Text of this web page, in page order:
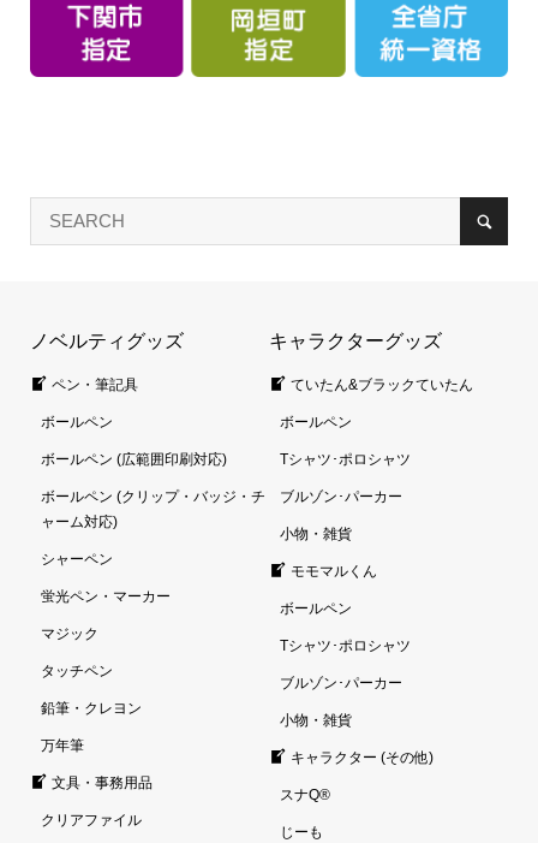
ノベルティグッズ
ペン・筆記具
ボールペン
ボールペン (広範囲印刷対応)
ボールペン (クリップ・バッジ・チ
ャーム対応)
シャーペン
蛍光ペン・マーカー
マジック
タッチペン
鉛筆・クレヨン
万年筆
文具・事務用品
クリアファイル
キャラクターグッズ
ていたん&ブラックていたん
ボールペン
Tシャツ･ポロシャツ
ブルゾン･パーカー
小物・雑貨
モモマルくん
ボールペン
Tシャツ･ポロシャツ
ブルゾン･パーカー
小物・雑貨
キャラクター (その他)
スナQ®
じーも